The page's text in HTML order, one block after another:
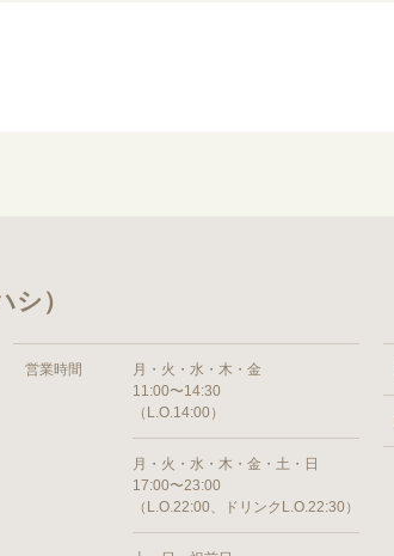
）
営業時間
月・火・水・木・金
11:00〜14:30
（L.O.14:00）
月・火・水・木・金・土・日
17:00〜23:00
（L.O.22:00、ドリンクL.O.22:30）